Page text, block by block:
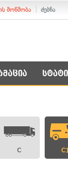
მოწმობა ძებნა
C